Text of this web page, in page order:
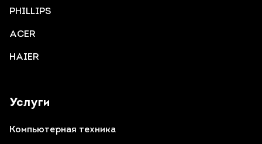
Услуги
Компьютерная техника
PHILLIPS
ACER
HAIER